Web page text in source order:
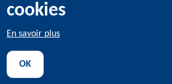
@2022 Administration communale d’Uccle -
Utilisation des cookies
cookies
En savoir plus
OK